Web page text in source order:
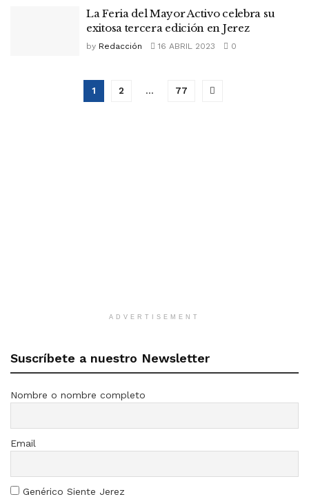
La Feria del Mayor Activo celebra su
exitosa tercera edición en Jerez
by Redacción 16 ABRIL 2023 0
1 2 … 77
ADVERTISEMENT
Suscríbete a nuestro Newsletter
Nombre o nombre completo
Email
Genérico Siente Jerez